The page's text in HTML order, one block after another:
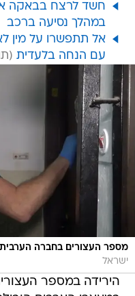
במהלך נסיעה ברכב
אל תתפשרו על מין
עם הנחה בלעדית
מספר העצורים בחברה הערבית
ישראל
הירידה במספר